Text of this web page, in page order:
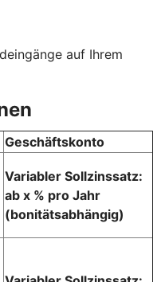
auf Ihrem
Geschäftskonto
Variabler Sollzinssatz:
ab x % pro Jahr
(bonitätsabhängig)